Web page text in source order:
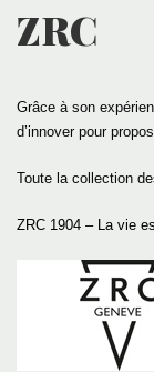
ZRC
Grâce à son
d’innover pour
Toute la collection
ZRC 1904 – La vie